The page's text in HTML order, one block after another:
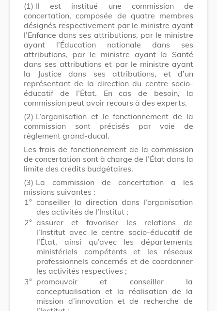
(1) Il est institué une commission de
concertation, composée de quatre membres
désignés respectivement par le ministre ayant
l’Enfance dans ses attributions, par le ministre
ayant l’Éducation nationale dans ses
attributions, par le ministre ayant la Santé
dans ses attributions et par le ministre ayant
la Justice dans ses attributions, et d’un
représentant de la direction du centre socio-
éducatif de l’État. En cas de besoin, la
commission peut avoir recours à des experts.
(2) L’organisation et le fonctionnement de la
commission sont précisés par voie de
règlement grand-ducal.
Les frais de fonctionnement de la commission
de concertation sont à charge de l’État dans la
limite des crédits budgétaires.
(3) La commission de concertation a les
missions suivantes :
1° conseiller la direction dans l’organisation
des activités de l’Institut ;
2° assurer et favoriser les relations de
l’Institut avec le centre socio-éducatif de
l’État, ainsi qu’avec les départements
ministériels compétents et les réseaux
professionnels concernés et de coordonner
les activités respectives ;
3° promouvoir et conseiller la
conceptualisation et la réalisation de la
mission d’innovation et de recherche de